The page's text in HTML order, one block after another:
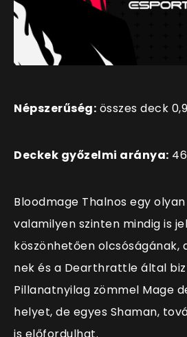
Népszerűség: összes deck
Deckek győzelmi aránya: 46
Bloodmage Thalnos egy
valamilyen szinten mindig is
köszönhetően olcsóságának,
nek és a Dearthrattle által
Pillanatnyilag zömmel Mage
helyet, de egyes Shaman,
is előfordulhat.